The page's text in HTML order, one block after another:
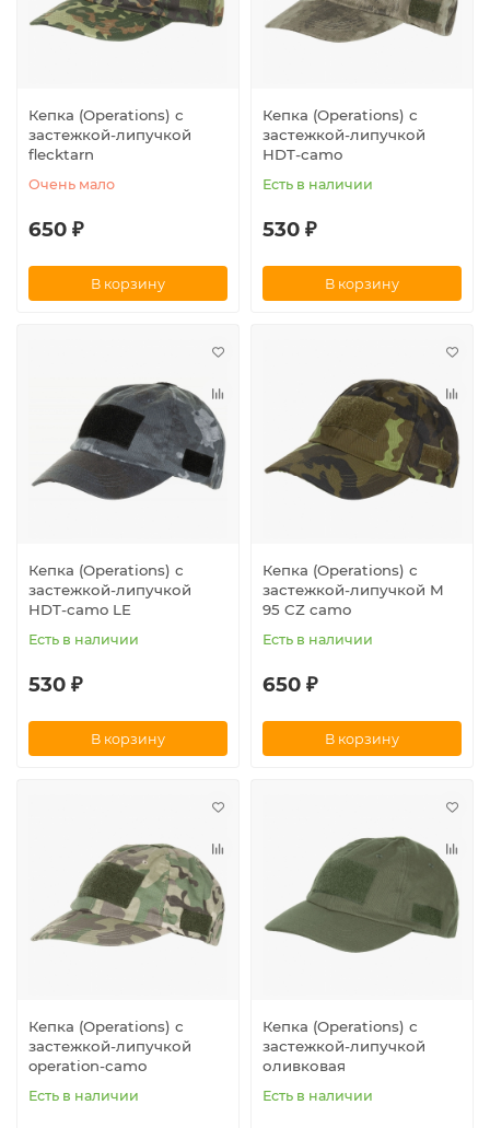
Кепка (Operations) с
застежкой-липучкой
flecktarn
Очень мало
650 ₽
В корзину
Кепка (Operations) с
застежкой-липучкой
HDT-camo
Есть в наличии
530 ₽
В корзину
Кепка (Operations) с
застежкой-липучкой
HDT-camo LE
Есть в наличии
530 ₽
В корзину
Кепка (Operations) с
застежкой-липучкой M
95 CZ camo
Есть в наличии
650 ₽
В корзину
Кепка (Operations) с
застежкой-липучкой
operation-camo
Есть в наличии
Кепка (Operations) с
застежкой-липучкой
оливковая
Есть в наличии